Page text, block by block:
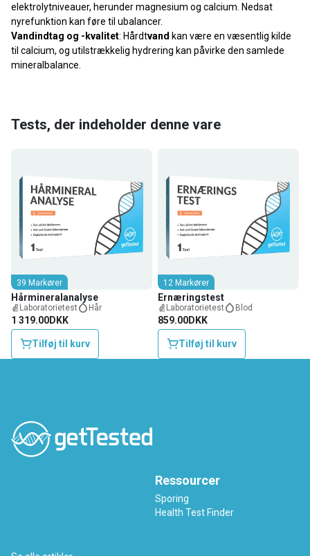
elektrolytniveauer, herunder magnesium og calcium. Nedsat
nyrefunktion kan føre til ubalancer.
Vandindtag og -kvalitet: Hårdtvand kan være en væsentlig kilde
til calcium, og utilstrækkelig hydrering kan påvirke den samlede
mineralbalance.
Tests, der indeholder denne vare
39 Markører
Hårmineralanalyse
Laboratorietest Hår
1 319.00DKK
Tilføj til kurv
12 Markører
Ernæringstest
Laboratorietest Blod
859.00DKK
Tilføj til kurv
Ressourcer
Sporing
Health Test Finder